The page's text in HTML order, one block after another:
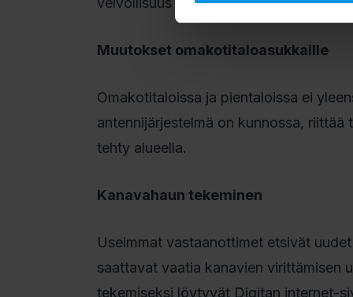
Muutokset omakotitaloasukkaille
Omakotitaloissa ja pientaloissa ei
antennijärjestelmä on kunnossa,
tehty alueella.
Kanavahaun tekeminen
Useimmat vastaanottimet etsivät
saattavat vaatia kanavien virittämisen
tekemiseksi löytyvät Digitan internet-